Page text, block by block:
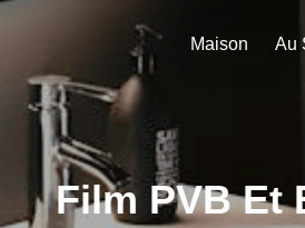
Maison
Film PVB Et